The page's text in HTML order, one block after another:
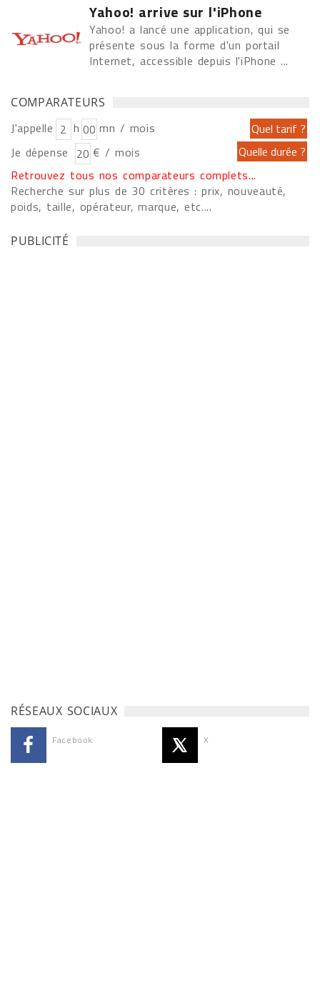
Yahoo! arrive sur l'iPhone
Yahoo! a lancé une application, qui se
présente sous la forme d'un portail
Internet, accessible depuis l'iPhone ...
COMPARATEURS
J'appelle h
mn / mois
Je dépense
€ / mois
Retrouvez tous nos comparateurs complets...
Recherche sur plus de 30 critères : prix, nouveauté,
poids, taille, opérateur, marque, etc....
PUBLICITÉ
RÉSEAUX SOCIAUX
Facebook X